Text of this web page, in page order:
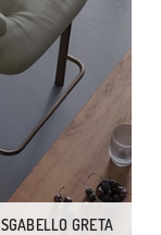
SGABELLO GRETA